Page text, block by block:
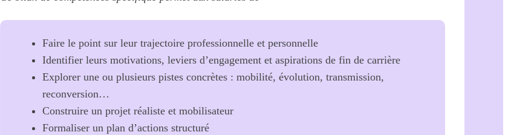
Faire le point sur leur trajectoire professionnelle et personnelle
Identifier leurs motivations, leviers d’engagement et aspirations de fin de carrière
Explorer une ou plusieurs pistes concrètes : mobilité, évolution, transmission,
reconversion…
Construire un projet réaliste et mobilisateur
Formaliser un plan d’actions structuré